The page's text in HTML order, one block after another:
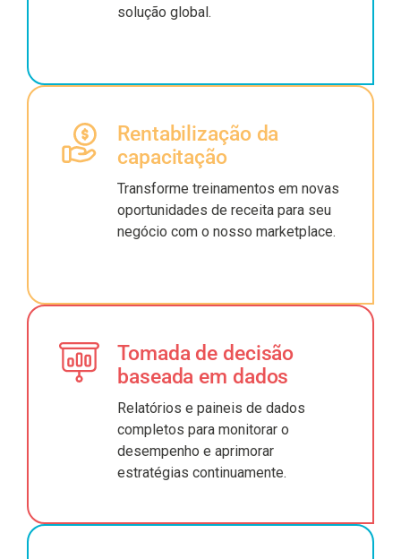
solução global.
Rentabilização da
capacitação
Transforme treinamentos em novas
oportunidades de receita para seu
negócio com o nosso marketplace.
Tomada de decisão
baseada em dados
Relatórios e paineis de dados
completos para monitorar o
desempenho e aprimorar
estratégias continuamente.